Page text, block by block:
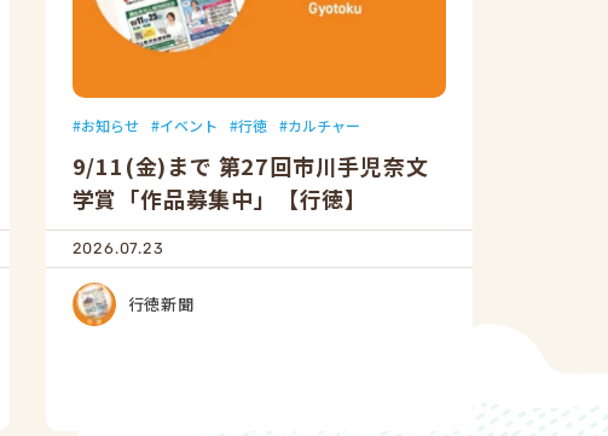
お知らせ イベント 行徳 カルチャー
9/11(金)まで 第27回市川手児奈文
学賞「作品募集中」【行徳】
2026.07.23
行徳新聞